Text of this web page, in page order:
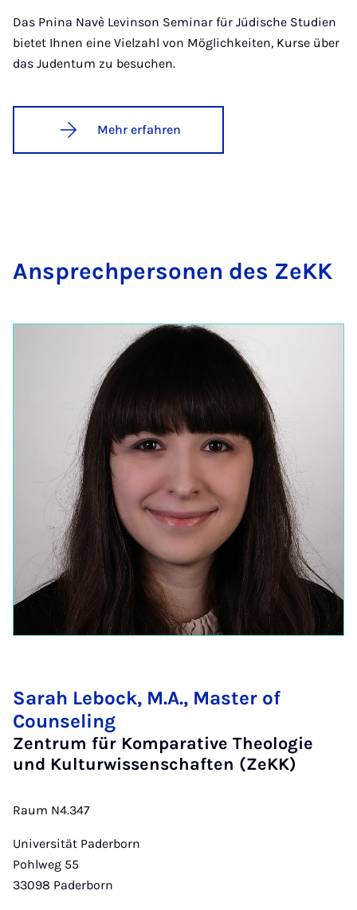
Das Pnina Navè Levinson Seminar für Jüdische Studien
bietet Ihnen eine Vielzahl von Möglichkeiten, Kurse über
das Judentum zu besuchen.
Mehr erfahren
An­sprech­per­so­nen des ZeKK
Sarah Lebock, M.A., Master of
Counseling
Zentrum für Komparative Theologie
und Kulturwissenschaften (ZeKK)
Raum N4.347
Universität Paderborn
Pohlweg 55
33098 Paderborn